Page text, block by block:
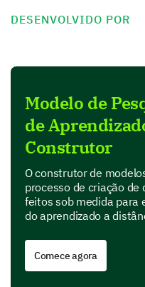
The teachers/
online?
Unstable Internet
Lack of in-person
DESENVOLVIDO POR
Modelo de
de
Construtor
O construtor de
processo de criação
feitos sob medida para
do aprendizado a
Comece agora